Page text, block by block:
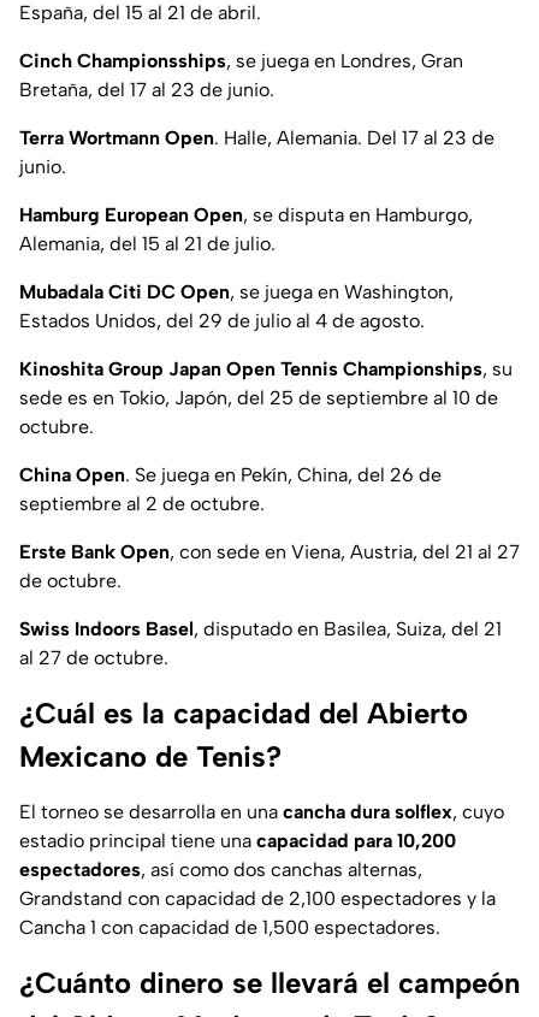
España, del 15 al 21 de abril.
Cinch Championsships, se juega en Londres, Gran
Bretaña, del 17 al 23 de junio.
Terra Wortmann Open. Halle, Alemania. Del 17 al 23 de
junio.
Hamburg European Open, se disputa en Hamburgo,
Alemania, del 15 al 21 de julio.
Mubadala Citi DC Open, se juega en Washington,
Estados Unidos, del 29 de julio al 4 de agosto.
Kinoshita Group Japan Open Tennis Championships, su
sede es en Tokio, Japón, del 25 de septiembre al 10 de
octubre.
China Open. Se juega en Pekín, China, del 26 de
septiembre al 2 de octubre.
Erste Bank Open, con sede en Viena, Austria, del 21 al 27
de octubre.
Swiss Indoors Basel, disputado en Basilea, Suiza, del 21
al 27 de octubre.
¿Cuál es la capacidad del Abierto
Mexicano de Tenis?
El torneo se desarrolla en una cancha dura solflex, cuyo
estadio principal tiene una capacidad para 10,200
espectadores, así como dos canchas alternas,
Grandstand con capacidad de 2,100 espectadores y la
Cancha 1 con capacidad de 1,500 espectadores.
¿Cuánto dinero se llevará el campeón